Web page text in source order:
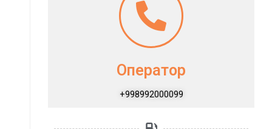
Оператор
+998992000099